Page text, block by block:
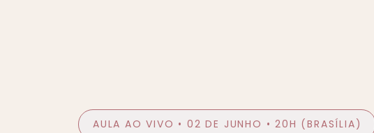
AULA AO VIVO • 02 DE JUNHO • 20H (BRASÍLIA)